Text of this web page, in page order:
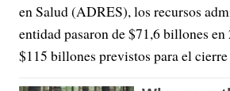
en Salud (ADRES), los recursos
entidad pasaron de $71,6 billones en
$115 billones previstos para el cierre